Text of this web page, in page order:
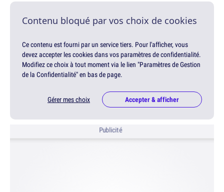
Contenu bloqué par vos choix de cookies
Ce contenu est fourni par un service tiers. Pour l'afficher, vous
devez accepter les cookies dans vos paramètres de confidentialité.
Modifiez ce choix à tout moment via le lien "Paramètres de Gestion
de la Confidentialité" en bas de page.
Gérer mes choix Accepter & afficher
Publicité